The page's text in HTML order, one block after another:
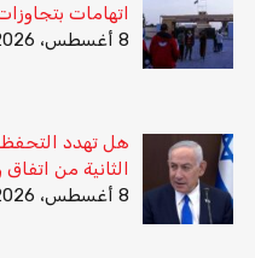
اتهامات
8 أغسطس، 2026
هل تهدد
الثانية من
8 أغسطس، 2026